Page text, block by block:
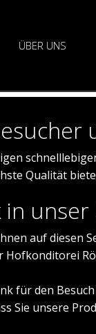
ÜBER UNS
Qualität
in
auf diesen
Hofkonditorei
für den
Sie unsere